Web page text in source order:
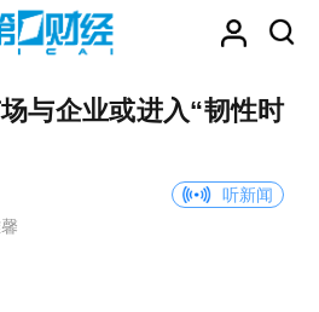
与企业或进入“韧性时
听新闻